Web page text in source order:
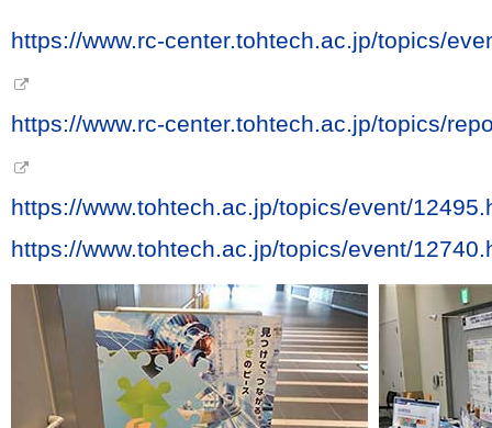
https://www.rc-center.tohtech.ac.jp/topics/
https://www.rc-center.tohtech.ac.jp/topics/
https://www.tohtech.ac.jp/topics/event/
https://www.tohtech.ac.jp/topics/event/